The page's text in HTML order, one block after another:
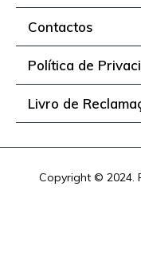
Contactos
Política de
Livro de
Copyright © 2024.